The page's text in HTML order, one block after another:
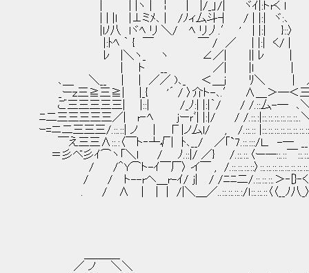
| | |ヽ | ￤ | |/_」/| ヾｲ|:トrく l
| | |ｌ |⊥ミﾒ､ | /ﾉィ厶斗┤ / | |:| ヾ:､
|lﾉ八 lヾﾍ リ ＼/ ﾍ リ丿.′ ' | |:| }::〉
|:ﾄﾍ ｀ { ￣ ￣ / ／ | |:| く/ |
ﾚ |＼ヽ_ ヽ ∠／| || ﾚ |
| ト __ ／| |l |
､＿ ＼__ | | ／／ )､_ ＜＿j ﾘ＼ ｜ ／厶
_ーｚ三≧三≧| |_{ '´ / 〉介ト-､.′ ∧＿＞―＜三三
ご三三三三三| |::| /_ﾉ:| |:|｀/ / /.::厶-― ､＼三
ﾆ二三三三三三／| r‐ﾍ jーｒﾞ| |:|/ / /.::.:|::.::.::.::.::.::..
ｰ=ニ二三三三/.::.::| ノ | Г|ノ厶l/ , /.::.:: |::.::.::.::.::.::.::.::.
￣え三三∧::.:〈￣ト‐┴√| ﾄ､__/ ／｢`7.::.:::/Ｌ. -―
＝彡ベ彡ｲ⌒ヽ「＼l / ﾉ.::|/ ／} /.::.::.〈ー―::.::￣
/ /＾Y⌒ト-ｲ￣厂〉 イ￣ , /.::.::.::.::〉::.::.::.::.::.::.::.::.:
/ / ト--rヘ＿r-ｲ/ j| / /ﾆﾆ二/.::.::.::.＞‐[}‐く
. / ∧ ｜ | | /|＼＿／..::.::.::.:/ｌ::.::.::〈〈__ﾉ八_〉
／ ノ ＼＼